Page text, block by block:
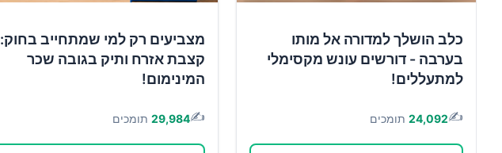
כלב הושלך למדורה אל מותו
בערבה - דורשים עונש מקסימלי
למתעללים!
✍️
24,092 תומכים
מצביעים רק למי שמתחייב בחוק:
קצבת אזרח ותיק בגובה שכר
המינימום!
✍️
29,984 תומכים